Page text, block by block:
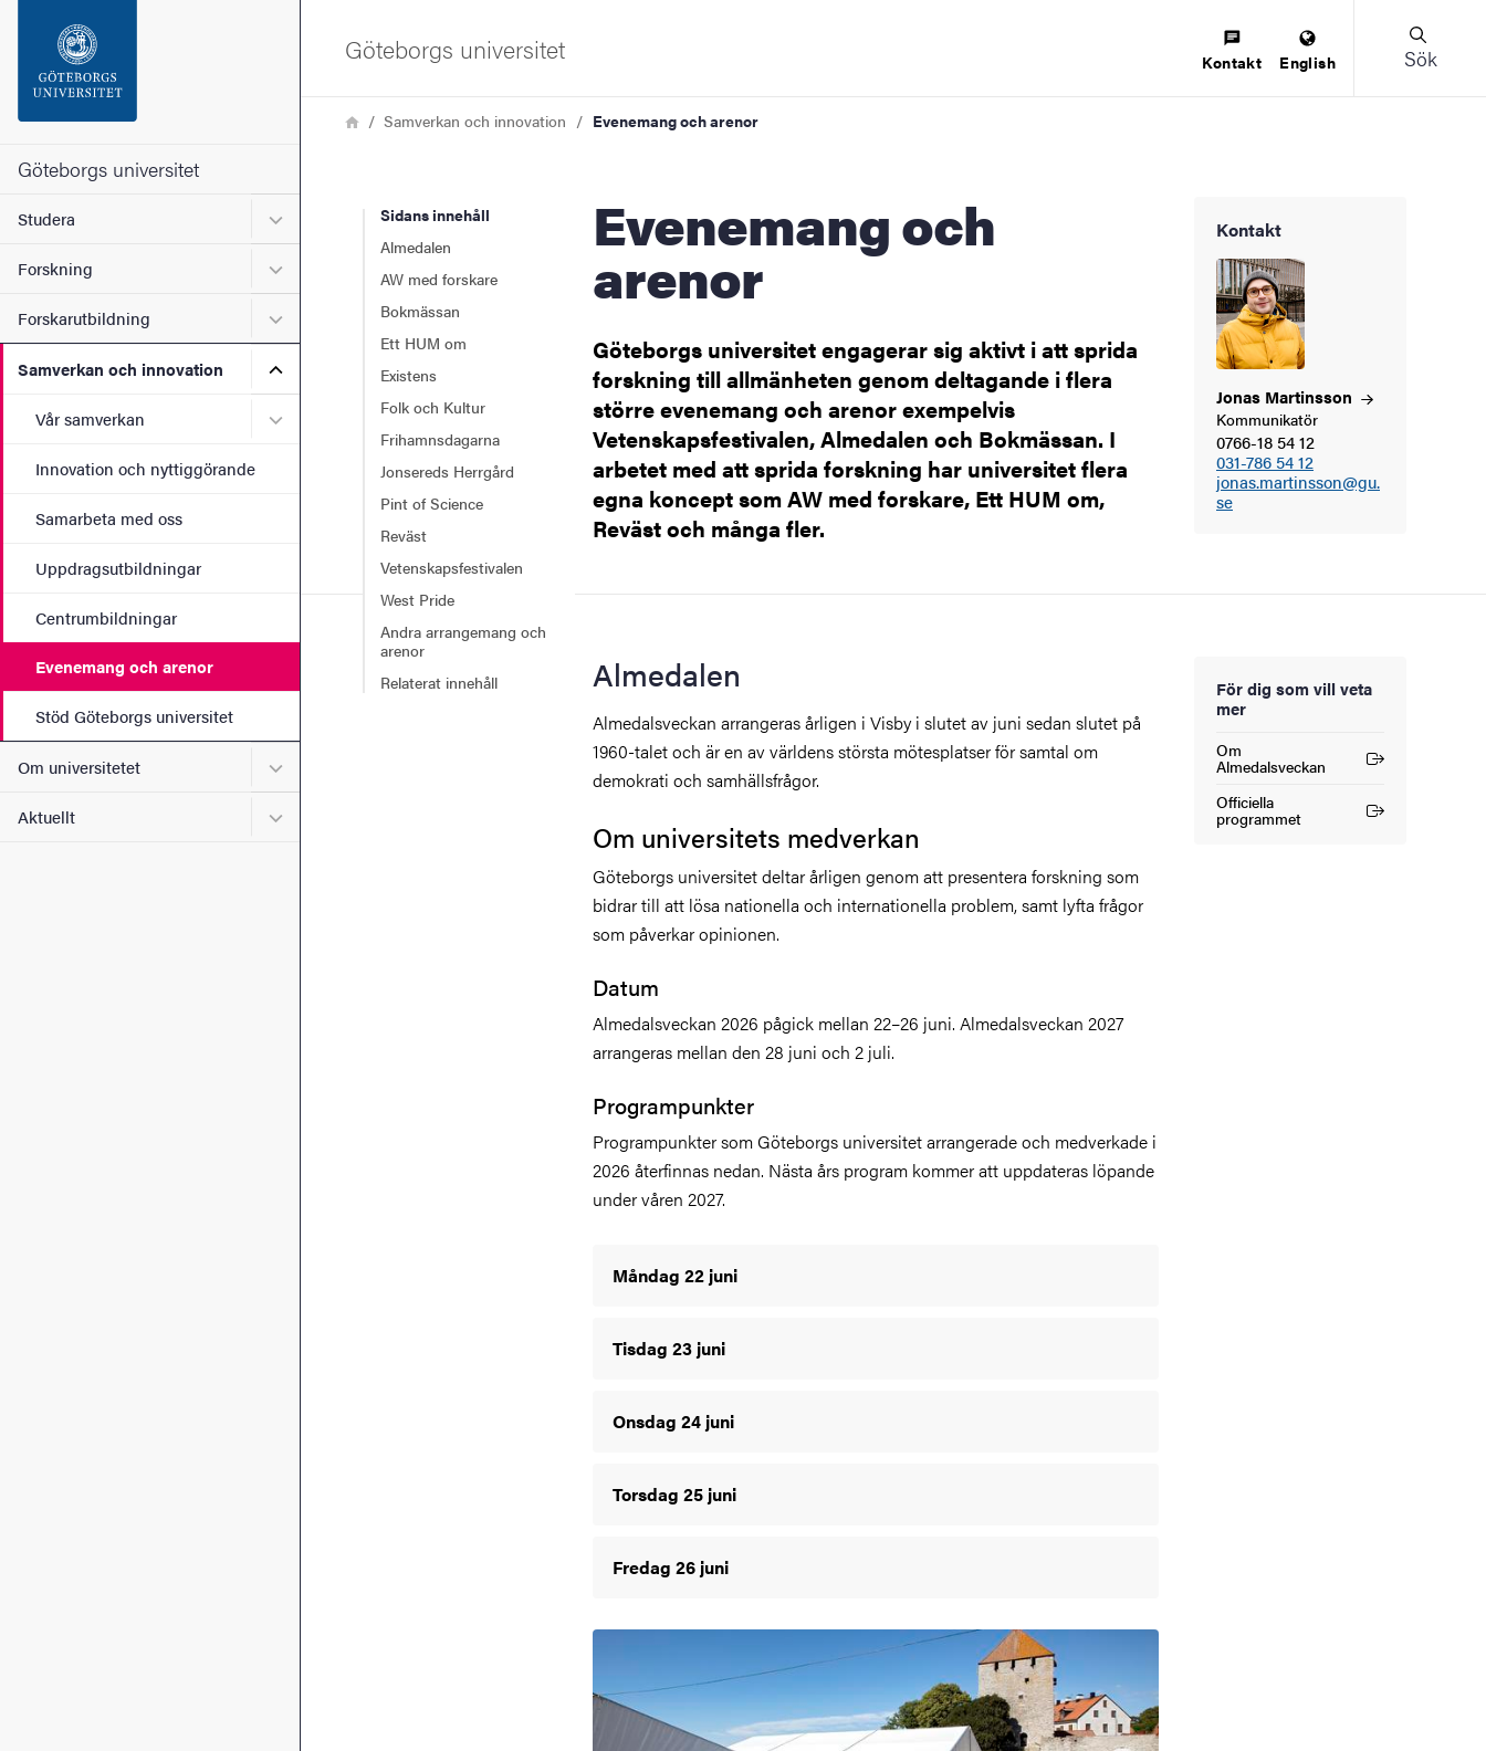
Sidfoten
Om webbplatsen
Göteborgs universitet
Studera Undermeny för Studera
Forskning Undermeny för Forskning
Forskarutbildning Undermeny för Forskarutbildning
Samverkan och innovation Undermeny för Samverkan och innovation
Vår samverkan Undermeny för Vår samverkan
Innovation och nyttiggörande
Samarbeta med oss
Uppdragsutbildningar
Centrumbildningar
Evenemang och arenor
Stöd Göteborgs universitet
Om universitetet Undermeny för Om universitetet
Aktuellt Undermeny för Aktuellt
Göteborgs universitet Kontakt English Sök
LänkstigHemSamverkan och innovation Evenemang och arenor
Sidans innehåll
Almedalen
AW med forskare
Bokmässan
Ett HUM om
Existens
Folk och Kultur
Frihamnsdagarna
Jonsereds Herrgård
Pint of Science
Reväst
Vetenskapsfestivalen
West Pride
Andra arrangemang och
arenor
Relaterat innehåll
Evenemang och
arenor
Göteborgs universitet engagerar sig aktivt i att sprida
forskning till allmänheten genom deltagande i flera
större evenemang och arenor exempelvis
Vetenskapsfestivalen, Almedalen och Bokmässan. I
arbetet med att sprida forskning har universitet flera
egna koncept som AW med forskare, Ett HUM om,
Reväst och många fler.
Kontakt
Jonas Martinsson
Kommunikatör
0766-18 54 12
031-786 54 12
jonas.martinsson@gu.
se
Almedalen
Almedalsveckan arrangeras årligen i Visby i slutet av juni sedan slutet på
1960-talet och är en av världens största mötesplatser för samtal om
demokrati och samhällsfrågor.
Om universitets medverkan
Göteborgs universitet deltar årligen genom att presentera forskning som
bidrar till att lösa nationella och internationella problem, samt lyfta frågor
som påverkar opinionen.
Datum
Almedalsveckan 2026 pågick mellan 22–26 juni. Almedalsveckan 2027
arrangeras mellan den 28 juni och 2 juli.
Programpunkter
Programpunkter som Göteborgs universitet arrangerade och medverkade i
2026 återfinnas nedan. Nästa års program kommer att uppdateras löpande
under våren 2027.
Måndag 22 juni
Tisdag 23 juni
Onsdag 24 juni
Torsdag 25 juni
Fredag 26 juni
För dig som vill veta
mer
Om
Almedalsveckan
(Extern länk)
Officiella
programmet
(Extern länk)